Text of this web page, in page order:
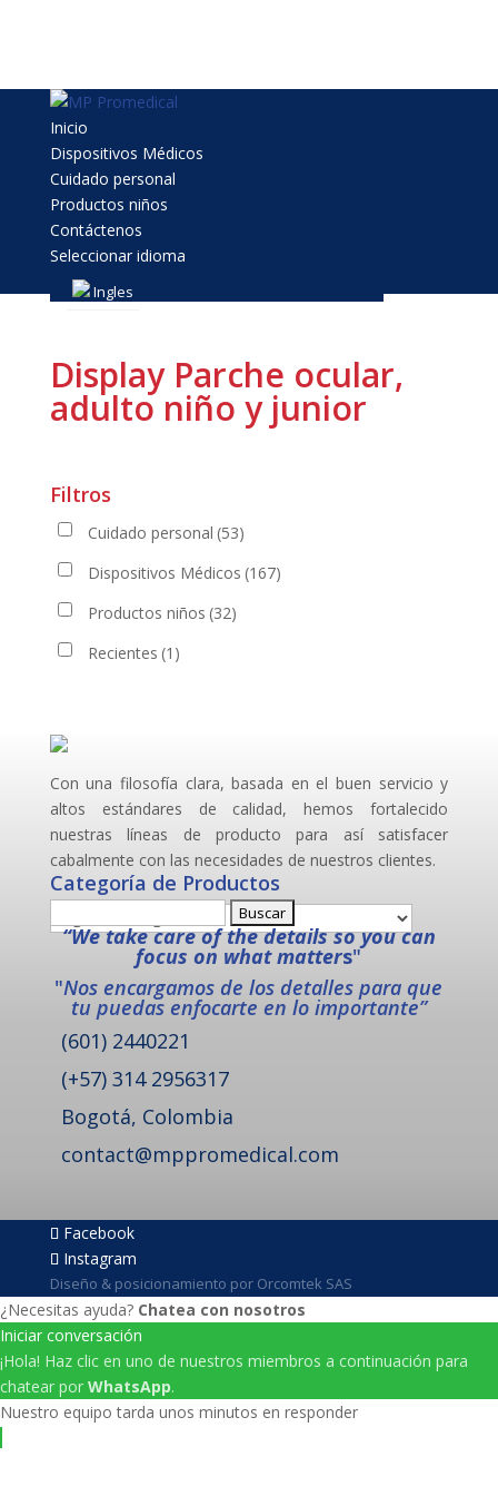
Inicio
Dispositivos Médicos
Cuidado personal
Productos niños
Contáctenos
Seleccionar idioma
Ingles
Select Page
Display Parche ocular,
adulto niño y junior
Filtros
Cuidado personal (53)
Dispositivos Médicos (167)
Productos niños (32)
Recientes (1)
Con una filosofía clara, basada en el buen servicio y
altos estándares de calidad, hemos fortalecido
nuestras líneas de producto para así satisfacer
cabalmente con las necesidades de nuestros clientes.
Categoría de Productos
“We take care of the details so you can
focus on what matters"
"Nos encargamos de los detalles para que
tu puedas enfocarte en lo importante”
(601) 2440221
(+57) 314 2956317
Bogotá, Colombia
contact@mppromedical.com
Facebook
Instagram
Diseño & posicionamiento por Orcomtek SAS
¿Necesitas ayuda? Chatea con nosotros
Iniciar conversación
¡Hola! Haz clic en uno de nuestros miembros a continuación para
chatear por WhatsApp.
Nuestro equipo tarda unos minutos en responder